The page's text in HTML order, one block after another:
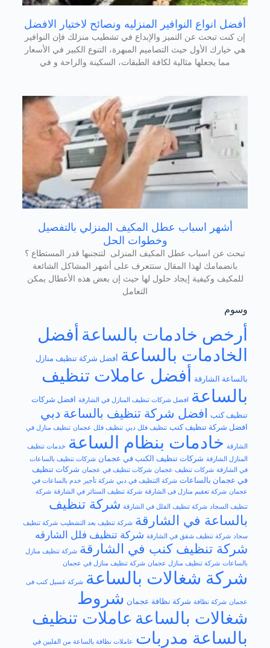
أفضل انواع النوافير المنزليه ونصائح لاختيار الافضل
إن كنت تبحث عن التميز والإبداع في تشطيب منزلك فإن النوافير
هي خيارك الأول حيث التصاميم المبهرة، التنوع الكبير في الأسعار
مما يجعلها مثالية لكافة الطبقات، السكينة والراحة و في
أشهر اسباب عطل المكيف المنزلي بالتفصيل
وخطوات الحل
تبحث عن اسباب عطل المكيف المنزلى لتتجنبها قدر المستطاع ؟
بانضمامك لهذا المقال ستتعرف على أشهر المشاكل الشائعة
للمكيف وكيفية إيجاد حلول لها حيث إن بعض هذه الأعطال يمكن
التعامل
وسوم
أرخص خادمات بالساعة أفضل
الخادمات بالساعة أفضل شركة تنظيف منازل
بالساعة الشارقة
أفضل عاملات تنظيف
بالساعة
افضل شركات تنظيف المنازل في الشارقة افضل شركات
تنظيف كنب
افضل شركة تنظيف بالساعة دبي
افضل​ شركة تنظيف كنب تنظيف فلل دبي تنظيف فلل عجمان تنظيف منازل في
الشارقة خادمات بنظام الساعة
خدمات تنظيف
المنازل الشارقة شركات تنظيف الكنب في عجمان شركات تنظيف بالساعات
في الشارقة شركات تنظيف عجمان شركات تنظيف في عجمان شركات تنظيف
في عجمان بالساعات شركة التنظيف في دبي شركة تأجير خدم بالساعات في
عجمان شركة تعقيم منازل فى الشارقة شركة تنظيف الستائر في الشارقة شركة
تنظيف السجاد شركة تنظيف الفلل في الشارقة شركة تنظيف
بالساعة في الشارقة شركة تنظيف بعد التشطيب شركة تنظيف
سجاد شركة تنظيف شقق في الشارقة شركة تنظيف فلل الشارقه
شركة تنظيف كنب في الشارقة شركة تنظيف منازل
بالساعات شركة تنظيف منازل عجمان شركة تنظيف منازل في عجمان
شركة شغالات بالساعة شركة غسيل كنب فى
عجمان شركة نظافة شركة نظافة عجمان شروط
شغالات بالساعة عاملات تنظيف
بالساعة مدربات عاملات نظافة بالساعة من الفلبين في